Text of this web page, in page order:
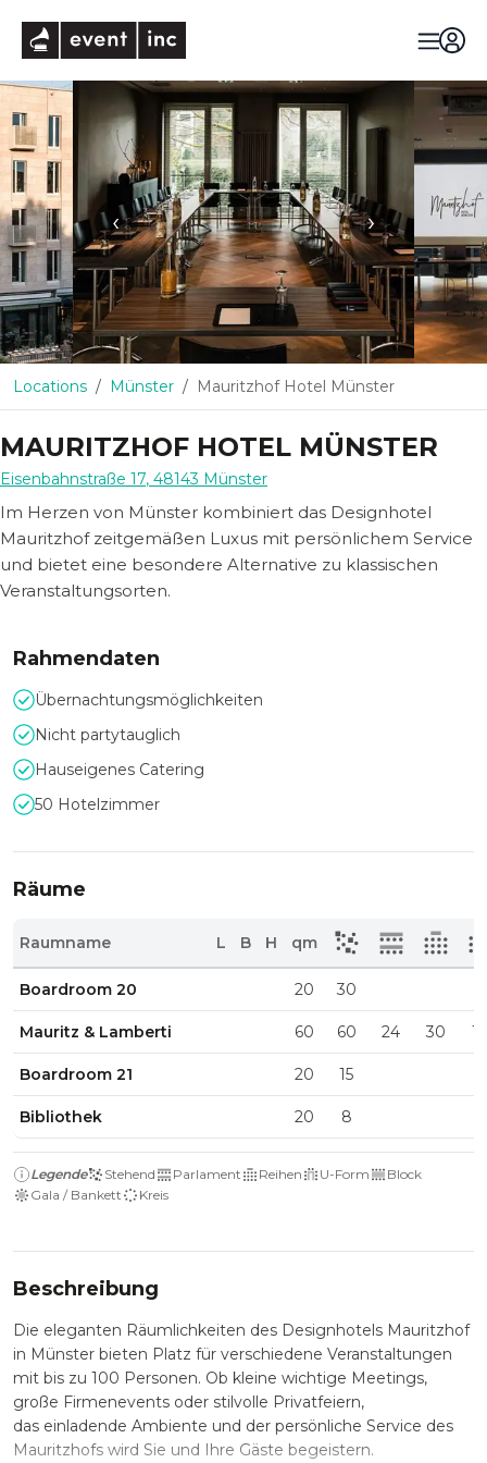
‹ ›
Locations Münster Mauritzhof Hotel Münster
MAURITZHOF HOTEL MÜNSTER
Eisenbahnstraße 17, 48143 Münster
Im Herzen von Münster kombiniert das Designhotel
Mauritzhof zeitgemäßen Luxus mit persönlichem Service
und bietet eine besondere Alternative zu klassischen
Veranstaltungsorten.
Rahmendaten
Übernachtungsmöglichkeiten
Nicht partytauglich
Hauseigenes Catering
50 Hotelzimmer
Räume
Raumname L B H qm
Boardroom 20 20 30
Mauritz & Lamberti 60 60 24 30
Boardroom 21 20 15
Bibliothek 20 8
Legende Stehend Parlament Reihen U-Form
Block
Gala / Bankett
Kreis
Beschreibung
Die eleganten Räumlichkeiten des Designhotels Mauritzhof
in Münster bieten Platz für verschiedene Veranstaltungen
mit bis zu 100 Personen. Ob kleine wichtige Meetings,
große Firmenevents oder stilvolle Privatfeiern,
das einladende Ambiente und der persönliche Service des
Mauritzhofs wird Sie und Ihre Gäste begeistern.